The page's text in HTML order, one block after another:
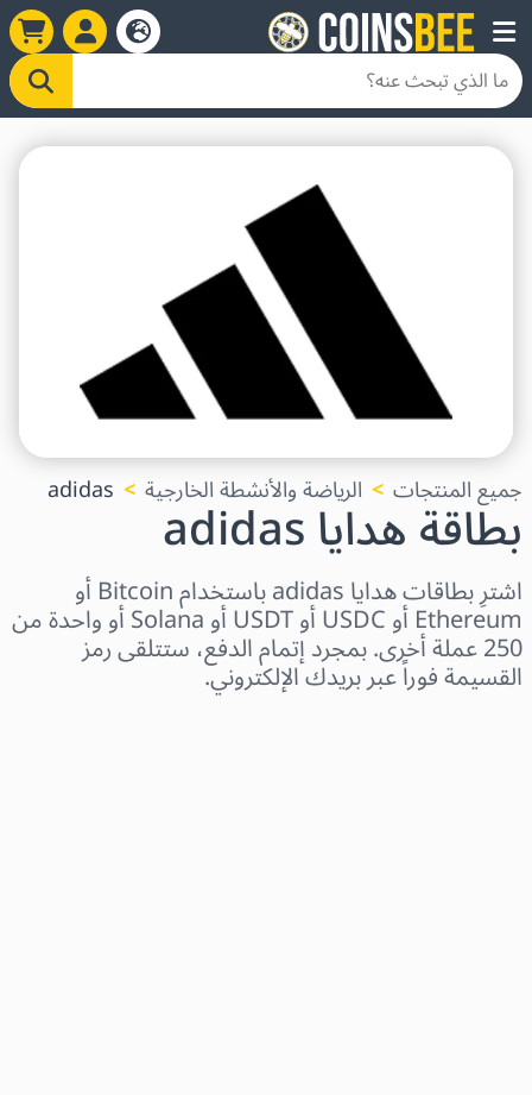
جميع المنتجات الرياضة والأنشطة الخارجية adidas بطاقة هدايا adidas
اشترِ بطاقات هدايا adidas باستخدام Bitcoin أو
Ethereum أو USDC أو USDT أو Solana أو واحدة من
250 عملة أخرى. بمجرد إتمام الدفع، ستتلقى رمز
القسيمة فوراً عبر بريدك الإلكتروني.